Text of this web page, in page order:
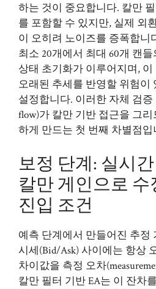
하는 것이 중요합니다. 칼만
를 포함할 수 있지만, 실제 외
이 오히려 노이즈를 증폭합니
최소 20개에서 최대 60개 캔
상태 초기화가 이루어지며,
오래된 추세를 반영할 위험이
설정합니다. 이러한 자체 검증
flow)가 칼만 기반 접근을 그
하게 만드는 첫 번째 차별점입
보정 단계: 실시
칼만 게인으로
진입 조건
예측 단계에서 만들어진 추정
시세(Bid/Ask) 사이에는 항상
차이값을 측정 오차
칼만 필터 기반 EA는 이 잔차